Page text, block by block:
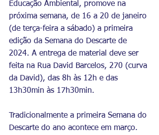
Educação Ambiental, promove na
próxima semana, de 16 a 20 de janeiro
(de terça-feira a sábado) a primeira
edição da Semana do Descarte de
2024. A entrega de material deve ser
feita na Rua David Barcelos, 270 (curva
da David), das 8h às 12h e das
13h30min às 17h30min.
Tradicionalmente a primeira Semana do
Descarte do ano acontece em março.